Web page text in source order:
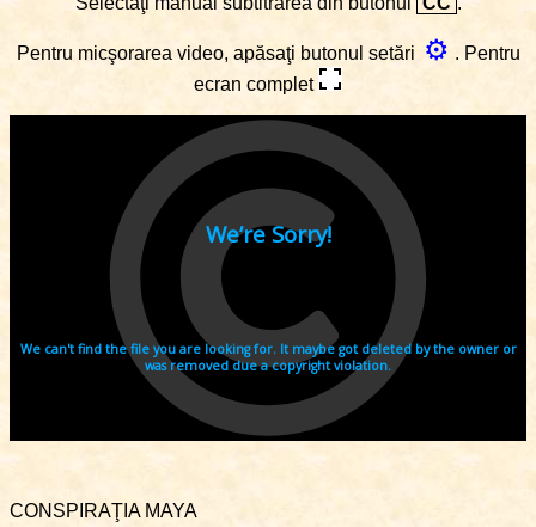
Pentru micşorarea video, apăsaţi butonul setări ⚙ . Pentru
ecran complet
CONSPIRAŢIA MAYA